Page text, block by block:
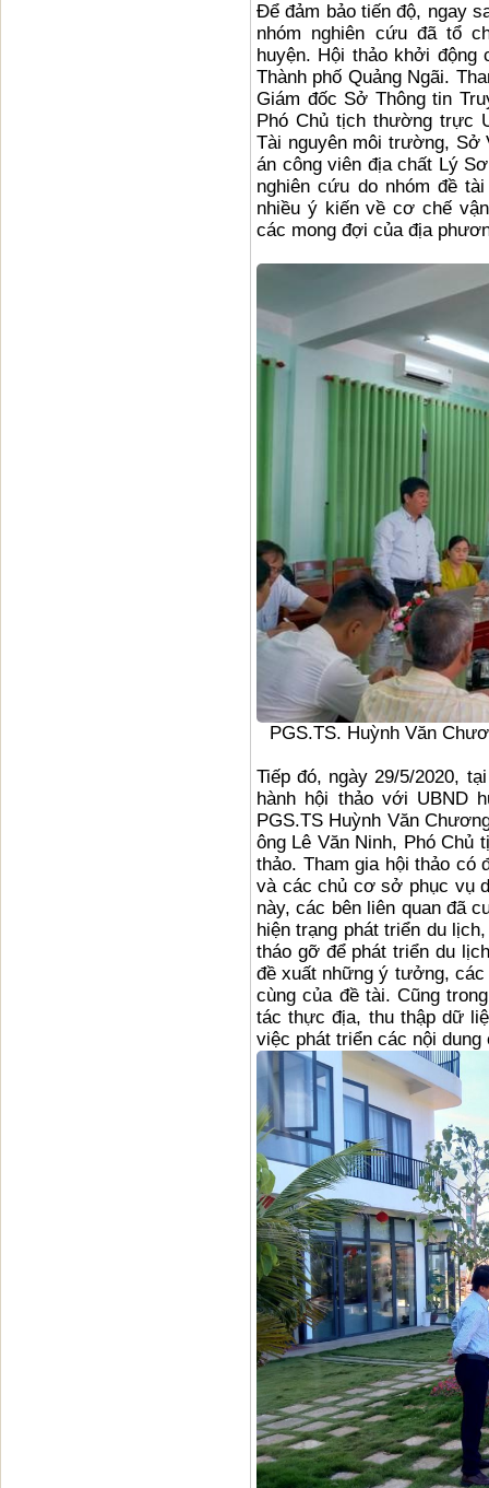
Để đảm bảo tiến độ, ngay
nhóm nghiên cứu đã tổ
huyện. Hội thảo khởi
Thành phố Quảng Ngãi.
Giám đốc Sở Thông tin
Phó Chủ tịch thường trực
Tài nguyên môi trường, Sở
án công viên địa chất Lý
nghiên cứu do nhóm đề
nhiều ý kiến về cơ chế
các mong đợi của địa
PGS.TS. Huỳnh Văn
Tiếp đó, ngày 29/5/2020,
hành hội thảo với UBND
PGS.TS Huỳnh Văn
ông Lê Văn Ninh, Phó Chủ
thảo. Tham gia hội thảo có
và các chủ cơ sở phục vụ
này, các bên liên quan đã
hiện trạng phát triển du
tháo gỡ để phát triển du
đề xuất những ý tưởng,
cùng của đề tài. Cũng
tác thực địa, thu thập dữ
việc phát triển các nội dung